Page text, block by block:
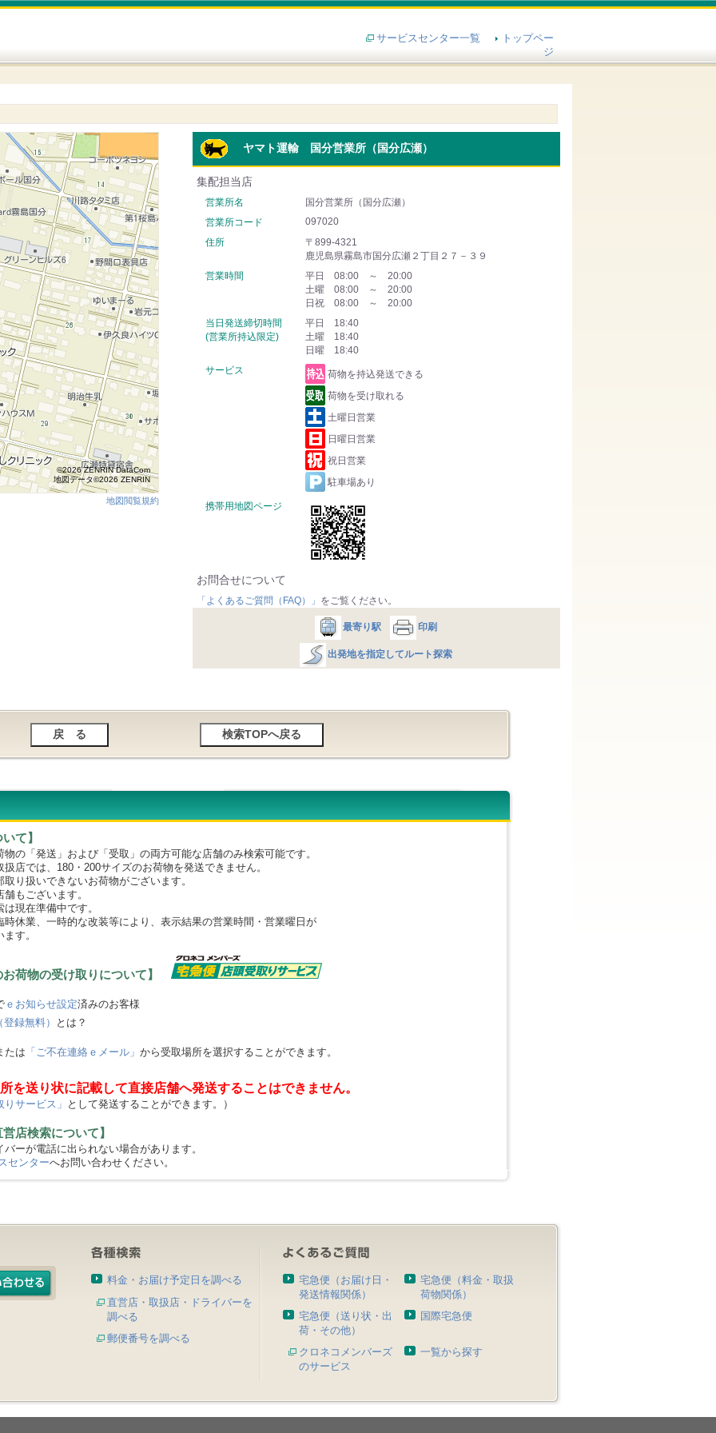
サービスセンター一覧
トップペー
ジ
ヤマト運輸 国分営業所（国分広瀬）
集配担当店
営業所名
国分営業所（国分広瀬）
営業所コード
097020
住所
〒899-4321
鹿児島県霧島市国分広瀬２丁目２７－３９
営業時間
平日 08:00 ～ 20:00
土曜 08:00 ～ 20:00
日祝 08:00 ～ 20:00
当日発送締切時間
(営業所持込限定)
平日 18:40
土曜 18:40
日曜 18:40
サービス
荷物を持込発送できる
荷物を受け取れる
土曜日営業
日曜日営業
祝日営業
駐車場あり
携帯用地図ページ
お問合せについて
「よくあるご質問（FAQ）」 をご覧ください。
最寄り駅 印刷
出発地を指定してルート探索
©2026 ZENRIN DataCom
地図データ©2026 ZENRIN
地図閲覧規約
て】
の「発送」および「受取」の両方可能な店舗のみ検索可能です。
では、180・200サイズのお荷物を発送できません。
扱いできないお荷物がございます。
ございます。
在準備中です。
休業、一時的な改装等により、表示結果の営業時間・営業曜日が
す。
お荷物の受け取りについて】
ｅお知らせ設定済みのお客様
録無料）
とは？
たは 「ご不在連絡ｅメール」 から受取場所を選択することができます。
を送り状に記載して直接店舗へ発送することはできません。
サービス」 として発送することができます。）
店検索について】
ーが電話に出られない場合があります。
センターへお問い合わせください。
料金・お届け予定日を調べる
直営店・取扱店・ドライバーを
調べる
郵便番号を調べる
宅急便（お届け日・
発送情報関係）
宅急便（料金・取扱
荷物関係）
宅急便（送り状・出
荷・その他）
国際宅急便
クロネコメンバーズ
のサービス
一覧から探す